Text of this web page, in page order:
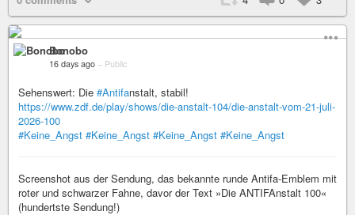
Bonobo
16 days ago – Public
Sehenswert: Die #Antifa​nstalt, stabil!
https://www.zdf.de/play/shows/die-anstalt-104/die-anstalt-vom-21-juli-
2026-100
#Keine_Angst #Keine_Angst #Keine_Angst #Keine_Angst
Screenshot aus der Sendung, das bekannte runde Antifa-Emblem mit
roter und schwarzer Fahne, davor der Text »Die ANTIFAnstalt 100«
(hundertste Sendung!)